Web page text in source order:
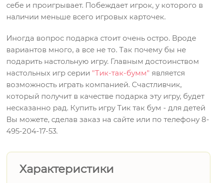
себе и проигрывает. Побеждает игрок, у которого в
наличии меньше всего игровых карточек.
Иногда вопрос подарка стоит очень остро. Вроде
вариантов много, а все не то. Так почему бы не
подарить настольную игру. Главным достоинством
настольных игр серии "Тик-так-бумм" является
возможность играть компанией. Счастливчик,
который получит в качестве подарка эту игру, будет
несказанно рад. Купить игру Тик так бум - для детей
Вы можете, сделав заказ на сайте или по телефону 8-
495-204-17-53.
Характеристики